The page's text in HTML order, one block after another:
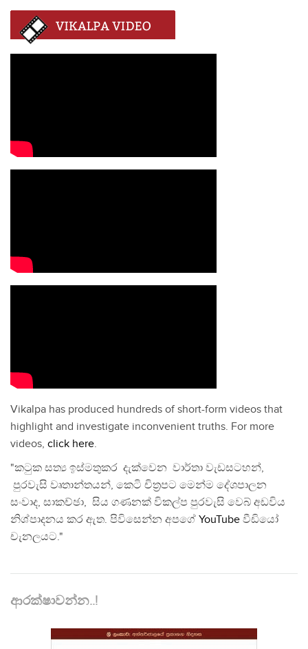
Vikalpa has produced hundreds of short-form videos that
highlight and investigate inconvenient truths. For more
videos, click here.
"කටුක සත්‍ය ඉස්මතුකර දැක්වෙන වාර්තා වැඩසටහන්,
පුරවැසි වෘතාන්තයන්, කෙටි චිත්‍රපට මෙන්ම දේශපාලන
සංවාද, සාකච්ඡා, සිය ගණනක් විකල්ප පුරවැසි වෙබ් අඩවිය
නිශ්පාදනය කර ඇත. පිවිසෙන්න අපගේ YouTube වීඩියෝ
චැනලයට."
ආරක්ෂාවන්න..!